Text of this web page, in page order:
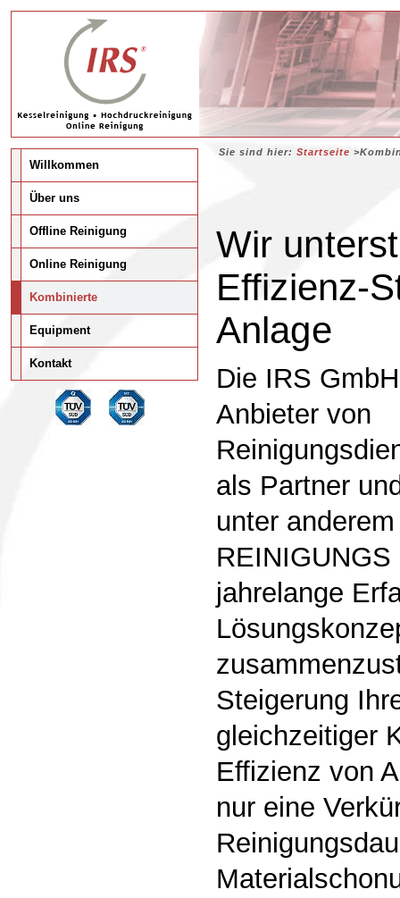
Sie sind hier: Startseite
Willkommen
Über uns
Offline Reinigung
Online Reinigung
Kombinierte
Equipment
Kontakt
Wir
Effizienz-
Anlage
Die IRS
Anbieter von
als Partner
unter
jahrelange
Steigerung
gleichzeitiger
Effizienz von
nur eine